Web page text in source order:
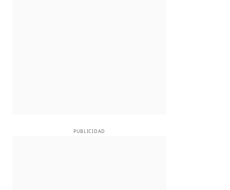
PUBLICIDAD